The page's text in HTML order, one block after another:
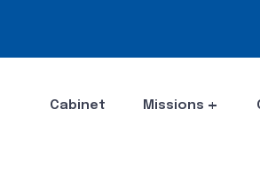
Cabinet Missions